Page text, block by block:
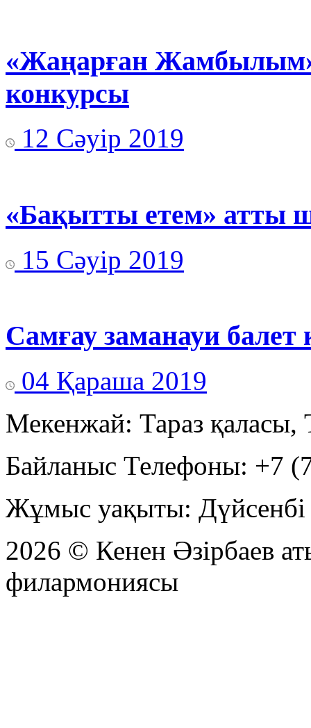
«Жаңарған
конкурсы
12 Сәуір 2019
«Бақытты етем» атты
15 Сәуір 2019
Самғау заманауи балет
04 Қараша 2019
Мекенжай: Тараз қаласы,
Байланыс Телефоны: +7
Жұмыс уақыты:
2026 © Кенен Әзірбаев
филармониясы